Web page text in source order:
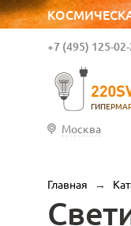
+7 (495) 125-02-
Москва
Главная →